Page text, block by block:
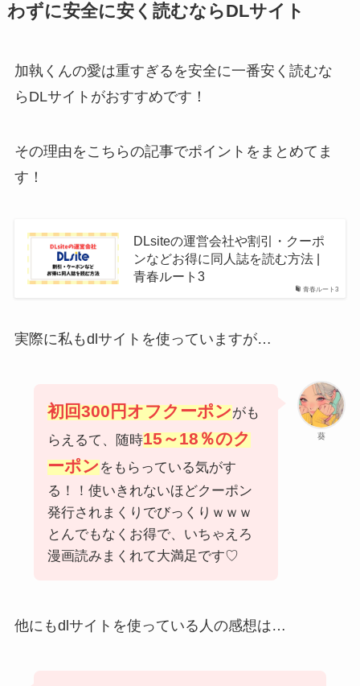
わずに安全に安く読むならDLサイト
加執くんの愛は重すぎるを安全に一番安く読むな
らDLサイトがおすすめです！
その理由をこちらの記事でポイントをまとめてま
す！
青春ルート3
DLsiteの運営会社や割引・クーポ
ンなどお得に同人誌を読む方法 |
青春ルート3
実際に私もdlサイトを使っていますが…
葵
初回300円オフクーポンがも
らえるて、随時15～18％のク
ーポンをもらっている気がす
る！！使いきれないほどクーポン
発行されまくりでびっくりｗｗｗ
とんでもなくお得で、いちゃえろ
漫画読みまくれて大満足です♡
他にもdlサイトを使っている人の感想は…